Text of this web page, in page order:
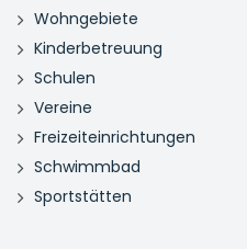
Wohngebiete
Kinderbetreuung
Schulen
Vereine
Freizeiteinrichtungen
Schwimmbad
Sportstätten